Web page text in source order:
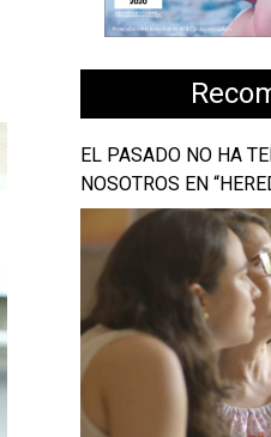
EL PASADO NO HA
NOSOTROS EN